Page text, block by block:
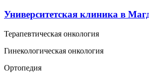
Университетская клиника в
Терапевтическая онкология
Гинекологическая онкология
Ортопедия